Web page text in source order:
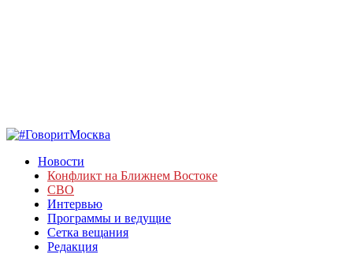
Новости
Конфликт на Ближнем Востоке
СВО
Интервью
Программы и ведущие
Сетка вещания
Редакция